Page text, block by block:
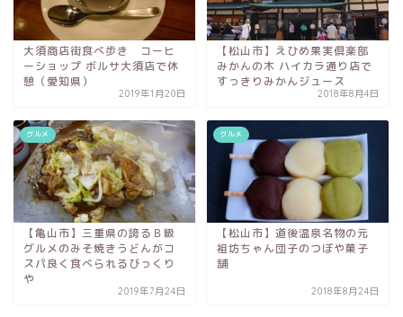
大須商店街食べ歩き コーヒ
ーショップ ボルサ大須店で休
憩（愛知県）
2019年1月20日
【松山市】えひめ果実倶楽部
みかんの木 ハイカラ通り店で
すっきりみかんジュース
2018年8月4日
グルメ
【亀山市】三重県の誇るＢ級
グルメのみそ焼きうどんがコ
スパ良く食べられるびっくり
や
2019年7月24日
グルメ
【松山市】道後温泉名物の元
祖坊ちゃん団子のつぼや菓子
舗
2018年8月24日